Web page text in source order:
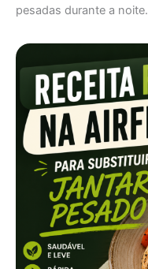
pesadas durante a noite.